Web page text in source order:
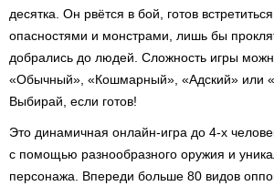
десятка. Он рвётся в бой, готов
опасностями и монстрами, лишь бы
добрались до людей. Сложность игры
«Обычный», «Кошмарный», «Адский» или
Выбирай, если готов!
Это динамичная онлайн-игра до 4-х
с помощью разнообразного оружия и
персонажа. Впереди больше 80 видов